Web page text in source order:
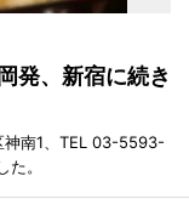
発、新宿に続き
神南1、TEL 03-5593-
。